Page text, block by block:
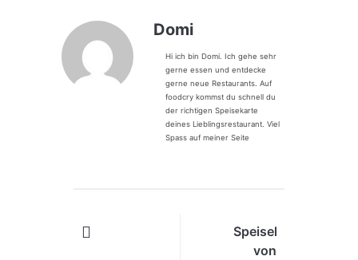
Domi
Hi ich bin Domi. Ich gehe sehr
gerne essen und entdecke
gerne neue Restaurants. Auf
foodcry kommst du schnell du
der richtigen Speisekarte
deines Lieblingsrestaurant. Viel
Spass auf meiner Seite
Speisekarte
von